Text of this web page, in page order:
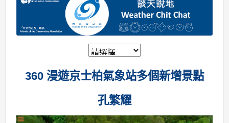
360 漫遊京士柏氣象站多個新增景點
孔繁耀